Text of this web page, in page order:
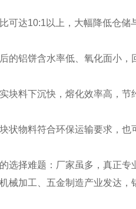
可达10:1以上，大幅降低仓储
的铝饼含水率低、氧化面小
块料下沉快，熔化效率高，节
状物料符合环保运输要求，也
选择难题：厂家虽多，真正专
械加工、五金制造产业发达